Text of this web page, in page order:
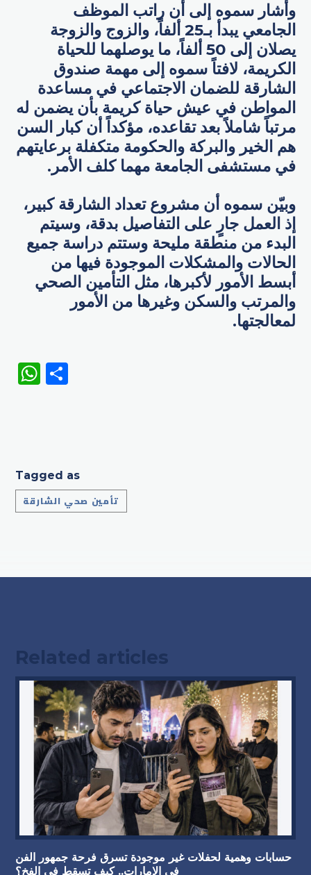
وأشار سموه إلى أن راتب الموظف
الجامعي يبدأ بـ25 ألفاً، والزوج والزوجة
يصلان إلى 50 ألفاً، ما يوصلهما للحياة
الكريمة، لافتاً سموه إلى مهمة صندوق
الشارقة للضمان الاجتماعي في مساعدة
المواطن في عيش حياة كريمة بأن يضمن له
مرتباً شاملاً بعد تقاعده، مؤكداً أن كبار السن
هم الخير والبركة والحكومة متكفلة برعايتهم
في مستشفى الجامعة مهما كلف الأمر.
وبيّن سموه أن مشروع تعداد الشارقة كبير،
إذ العمل جارٍ على التفاصيل بدقة، وسيتم
البدء من منطقة مليحة وستتم دراسة جميع
الحالات والمشكلات الموجودة فيها من
أبسط الأمور لأكبرها، مثل التأمين الصحي
والمرتب والسكن وغيرها من الأمور
لمعالجتها.
WhatsApp
Tagged as
تأمين صحي الشارقة
Related articles
حسابات وهمية لحفلات غير موجودة تسرق فرحة جمهور الفن
في الإمارات.. كيف تسقط في الفخ؟